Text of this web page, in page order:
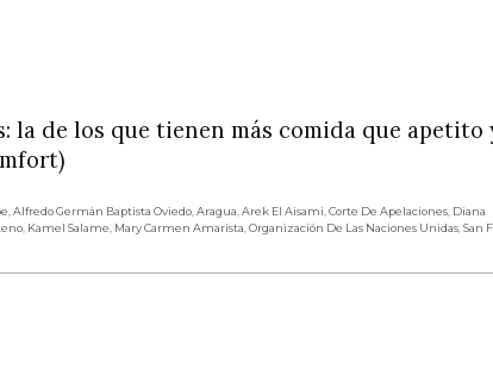
la de los que tienen más comida que apetito
,Alfredo Germán Baptista Oviedo,Aragua,Arek El Aisami,Corte De Apelaciones, Diana
, Kamel Salame, Mary Carmen Amarista,Organización De Las Naciones Unidas,San